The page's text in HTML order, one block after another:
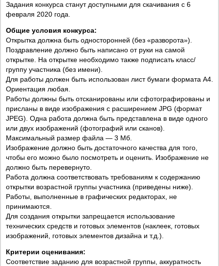
Задания конкурса станут доступными для скачивания с 6
февраля 2020 года.
Общие условия конкурса:
Открытка должна быть односторонней (без «разворота»).
Поздравление должно быть написано от руки на самой
открытке. На открытке необходимо также подписать класс/
группу участника (без имени).
Для работы должен быть использован лист бумаги формата А4.
Ориентация любая.
Работы должны быть отсканированы или сфотографированы и
присланы в виде изображения с расширением JPG (формат
JPEG). Одна работа должна быть представлена в виде одного
или двух изображений (фотографий или сканов).
Максимальный размер файла — 3 Мб.
Изображение должно быть достаточного качества для того,
чтобы его можно было посмотреть и оценить. Изображение не
должно быть перевернуто.
Работа должна соответствовать требованиям к содержанию
открытки возрастной группы участника (приведены ниже).
Работы, выполненные в графических редакторах, не
принимаются.
Для создания открытки запрещается использование
технических средств и готовых элементов (наклеек, готовых
изображений, готовых элементов дизайна и т.д.).
Критерии оценивания:
Соответствие заданию для возрастной группы, аккуратность